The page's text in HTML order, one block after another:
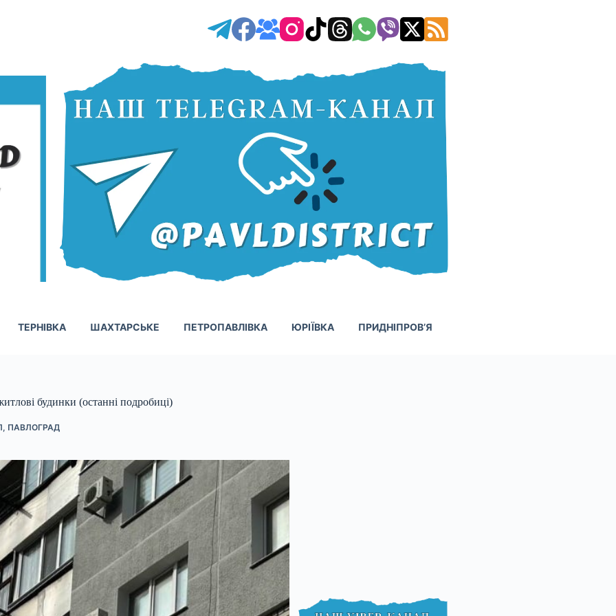
ТЕРНІВКА ШАХТАРСЬКЕ ПЕТРОПАВЛІВКА ЮРІЇВКА ПРИДНІПРОВ’Я
будинки (останні подробиці)
, ПАВЛОГРАД